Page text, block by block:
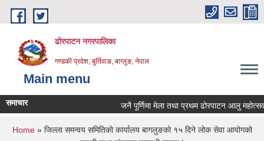
Skip to main content
ढोरपाटन नगरपालिका
गण्डकी प्रदेश, बुर्तिवाङ, बाग्लुङ, नेपाल
Main menu
समाचार जनै पूर्णिमा मेला तथा प्रथम ढोरपाटन आलु
You are here
Home» जिल्ला समन्वय समितिको कार्यालय बागलुङको १५ दिने लोक सेवा आयोगको